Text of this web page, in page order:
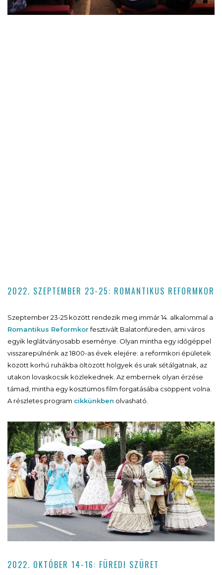
2022. SZEPTEMBER 23-25: ROMANTIKUS REFORMKOR
Szeptember 23-25 között rendezik meg immár 14. alkalommal a
Romantikus Reformkorfesztivált Balatonfüreden, ami város
egyik leglátványosabb eseménye. Olyan mintha egy időgéppel
visszarepülnénk az 1800-as évek elejére: a reformkori épületek
között korhű ruhákba öltözött hölgyek és urak sétálgatnak, az
utakon lovaskocsik közlekednek. Az embernek olyan érzése
támad, mintha egy kosztümös film forgatásába csöppent volna.
A részletes program cikkünkben olvasható.
2022. OKTÓBER 14-16: FÜREDI SZÜRET